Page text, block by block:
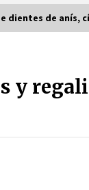
500ml+20%
4 años
dientes de anís,
y